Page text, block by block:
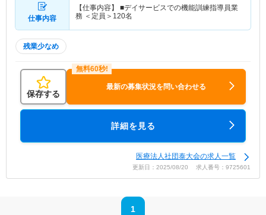
仕事内容
【仕事内容】 ■デイサービスでの機能訓練指導員業
務 ＜定員＞120名
残業少なめ
保存する
最新の募集状況を問い合わせる
詳細を見る
医療法人社団泰大会の求人一覧
更新日：2025/08/20 求人番号：9725601
1